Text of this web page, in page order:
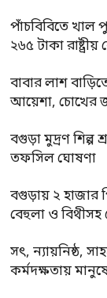
পাঁচবিবিতে খাল
২৬৫ টাকা
বাবার লাশ
আয়েশা, চোখের
বগুড়া মুদ্রণ শিল্প
তফসিল ঘোষণা
বগুড়ায় ২ হাজার
বেহুলা ও বিথীসহ
সৎ, ন্যায়নিষ্ঠ,
কর্মদক্ষতায়